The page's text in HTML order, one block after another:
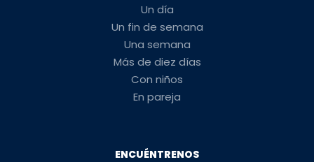
Un día
Un fin de semana
Una semana
Más de diez días
Con niños
En pareja
ENCUÉNTRENOS